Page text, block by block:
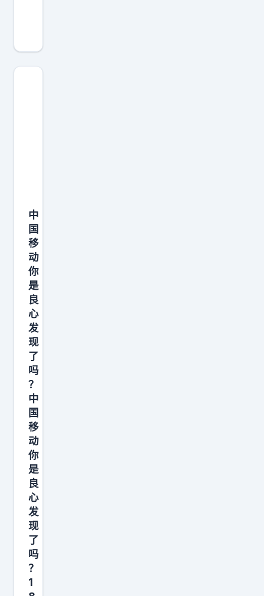
C
9
半
年
，
租
期
一
到
，
人
家
没
续
。
飞
机
就
这
么
飞
回
来
了
。
中
国
移
动
你
是
良
心
发
现
了
吗
？
中
国
移
动
你
是
良
心
发
现
了
吗
？
1